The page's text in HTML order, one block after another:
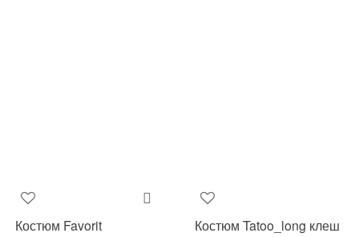
Костюм Favorit
Костюм Tatoo_long клеш